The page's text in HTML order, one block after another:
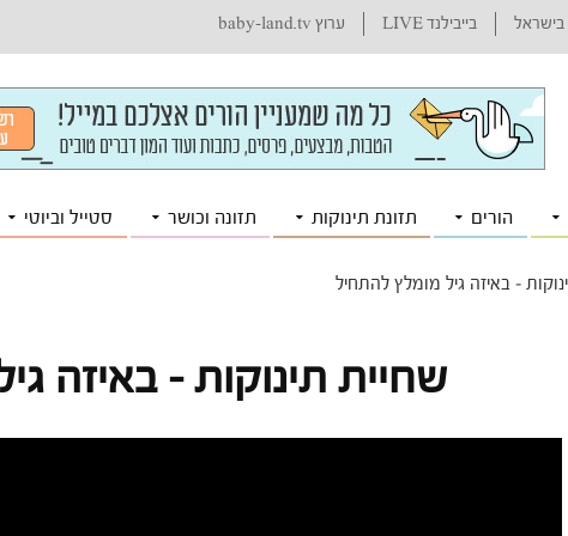
בישראל בייבילנד LIVE ערוץ baby-land.tv
הורים תזונת תינוקות תזונה וכושר סטייל וביוטי
– באיזה גיל מומלץ להתחיל
שחיית תינוקות – באיזה